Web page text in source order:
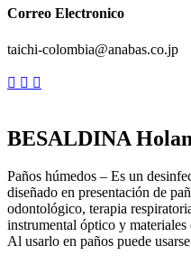
Correo Electronico
taichi-colombia@anabas.co.jp
BESALDINA
Paños húmedos – Es un
diseñado en presentación de
odontológico, terapia
instrumental óptico y
Al usarlo en paños puede